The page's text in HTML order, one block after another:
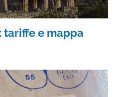
tariffe e mappa